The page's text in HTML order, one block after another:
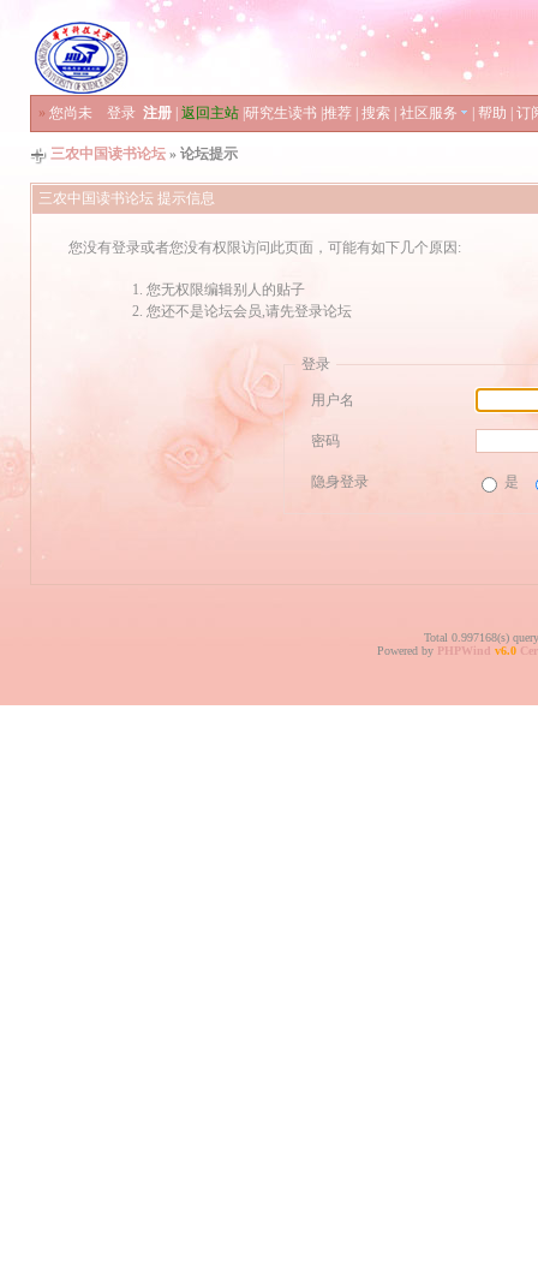
» 您尚未 登录 注册 返回主站 研究生读书 推荐 搜索 社区服务 帮助 订
三农中国读书论坛 » 论坛提示
三农中国读书论坛 提示信息
您没有登录或者您没有权限访问此页面，可能有如下几个原因:
您无权限编辑别人的贴子
您还不是论坛会员,请先登录论坛
登录
用户名
密码
隐身登录 是
Total 0.997168(s)
Powered by PHPWind v6.0